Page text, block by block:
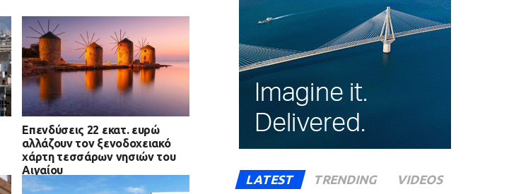
Επενδύσεις 22 εκατ. ευρώ
αλλάζουν τον ξενοδοχειακό
χάρτη τεσσάρων νησιών του
Αιγαίου
LATEST TRENDING VIDEOS